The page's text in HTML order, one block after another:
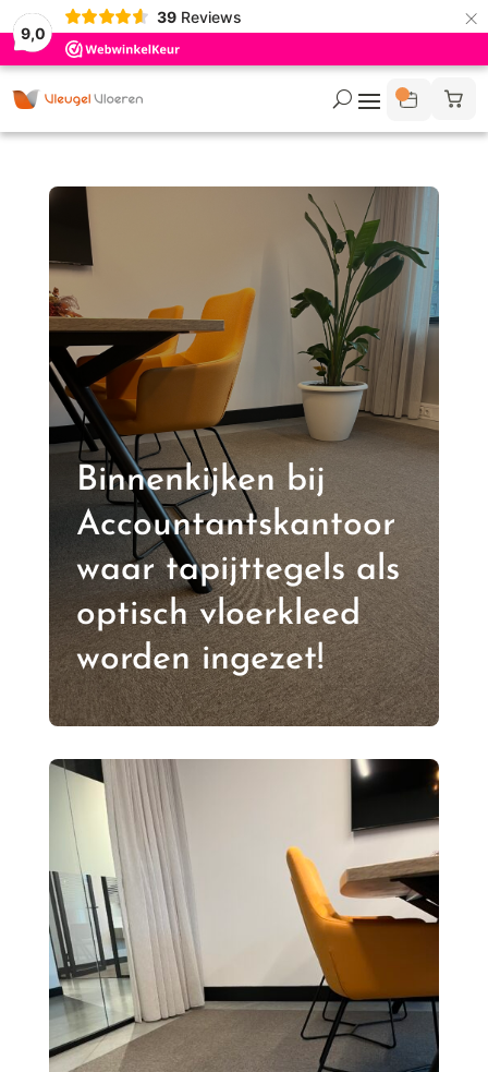
9,0
39 Reviews ×
Binnenkijken bij
Accountantskantoor
waar tapijttegels als
optisch vloerkleed
worden ingezet!